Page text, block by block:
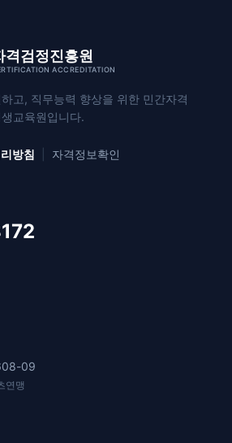
격검정진흥원
ACCREDITATION
고, 직무능력 향상을 위한 민간자격
교육원입니다.
방침 자격정보확인
09
연맹